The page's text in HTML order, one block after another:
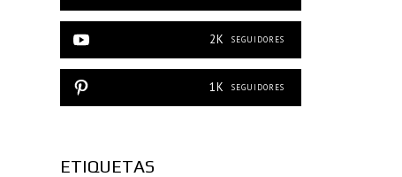
2K SEGUIDORES
1K SEGUIDORES
ETIQUETAS